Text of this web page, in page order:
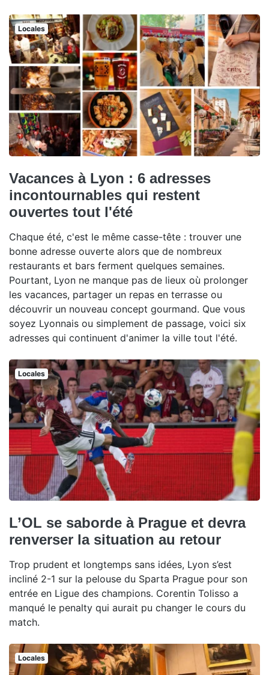
Locales
Vacances à Lyon : 6 adresses
incontournables qui restent
ouvertes tout l'été
Chaque été, c'est le même casse-tête : trouver une
bonne adresse ouverte alors que de nombreux
restaurants et bars ferment quelques semaines.
Pourtant, Lyon ne manque pas de lieux où prolonger
les vacances, partager un repas en terrasse ou
découvrir un nouveau concept gourmand. Que vous
soyez Lyonnais ou simplement de passage, voici six
adresses qui continuent d'animer la ville tout l'été.
Locales
L’OL se saborde à Prague et devra
renverser la situation au retour
Trop prudent et longtemps sans idées, Lyon s’est
incliné 2-1 sur la pelouse du Sparta Prague pour son
entrée en Ligue des champions. Corentin Tolisso a
manqué le penalty qui aurait pu changer le cours du
match.
Locales